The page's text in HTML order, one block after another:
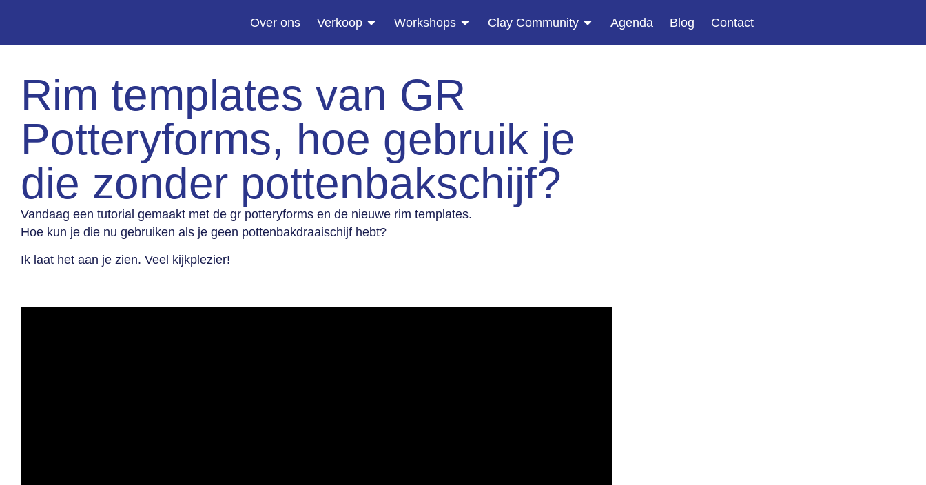
Over ons Verkoop Workshops Clay Community Agenda Blog Contact
Rim templates van GR
Potteryforms, hoe gebruik je
die zonder pottenbakschijf?
Vandaag een tutorial gemaakt met de gr potteryforms en de nieuwe rim templates.
Hoe kun je die nu gebruiken als je geen pottenbakdraaischijf hebt?
Ik laat het aan je zien. Veel kijkplezier!